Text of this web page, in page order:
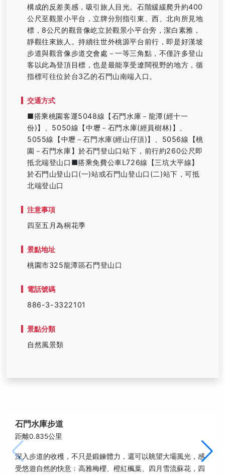
構成的反差美感，吸引旅人目光。石階緩緩爬升約400
公尺至觀景小平台，立牌分別指引東、西、北向所見地
標，8公尺的觀音像屹立於觀景小平台旁，潔白素雅，
靜觀往來旅人。持續往世外桃源平台前行，即是好漢坡
步道與觀音像步道交會處－一等三角點，不僅許多登山
客以此為登頂目標，也是最能享受遼闊視野的地方，循
指標可往位於台3乙的石門山南端入口。
交通方式
■搭乘桃園客運5048線【石門水庫－龍潭(經十一
份)】、5050線【中壢－石門水庫(經員樹林)】、
5055線【中壢－石門水庫(經山仔頂)】、5056線【桃
園－石門水庫】於石門登山口站下，前行約260公尺即
抵北端登山口■搭乘免費公車L726線【三坑大平線】
於石門山登山口(一)站或石門山登山口(二)站下，可抵
北端登山口
注意事項
四至五月為桐花季
景點地址
桃園市325龍潭區石門登山口
電話號碼
886-3-3322101
景點分類
自然風景類
石門水庫步道
距離0.835公里
深入步道的收穫，不只是鍛鍊體力，還可以眺望大壩風光，感
受悠遊自然的快意﹔高雅梅櫻、橙紅楓葉、四月雪流蘇花，四